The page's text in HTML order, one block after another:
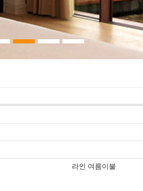
라인 여름이불